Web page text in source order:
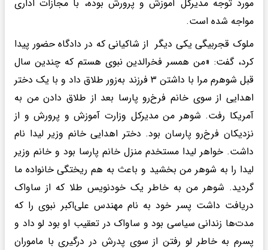
مورد توجه مدیرکل آموزش و پرورش بوده، با مجازات اداری
مواجه شده است.
ملوک قجربیگی یکی دیگر از شاکیانی که در دادگاه حضور پیدا
کرد، گفت: «من همسر فخرالدین نبوی هستم که چندین سال
قبل شوهرم مرا با داشتن ۳ فرزند به‌زور طلاق داد و با یک دختر
اهدایی از سوی خانم فرخ‌رو پارسا بعد از طلاق دادن من به
آمریکا رفت. شوهر من مدیرکل وزارت آموزش و پرورش و از
نزدیکان فرخ‌رو پارسان بود. دختر اهدایی خانم وزیر لیدا نام
داشت. خواهر لیدا مستخدم منزل خانم پارسا بود و خانم وزیر
لیدا را به شوهر من بخشید و باعث به هم ریختگی خانواده ما
گردید. شوهر من به خاطر یک خودنویس طلا که از ساواک
دریافت داشت پسر خود به نام مهندس علی‌اکبر نبوی را که
مدت‌ها زندانی سیاسی بود و ساواک در تعقیب او بود لو داد و
پسرم به خاطر لو رفتن از سوی پدرش در درگیری با ماموران